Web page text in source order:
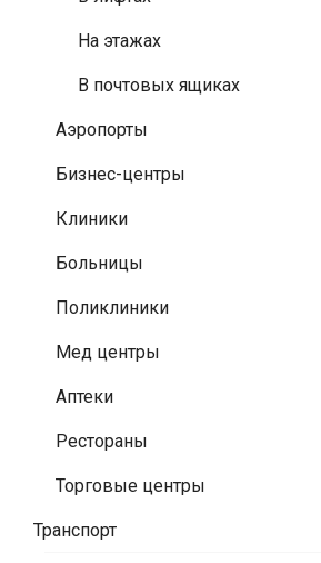
На этажах
В почтовых ящиках
Аэропорты
Бизнес-центры
Клиники
Больницы
Поликлиники
Мед центры
Аптеки
Рестораны
Торговые центры
Транспорт